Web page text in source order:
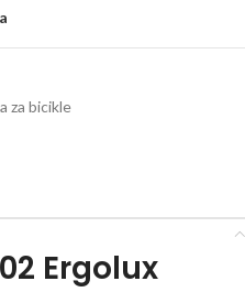
za bicikle
Ergolux